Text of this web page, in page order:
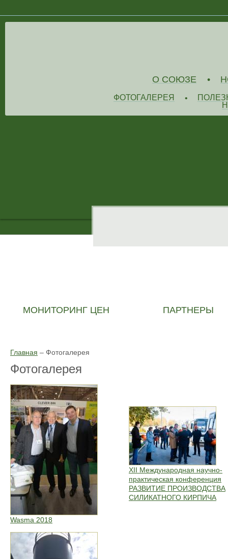
О СОЮЗЕ •
ФОТОГАЛЕРЕЯ •
МОНИТОРИНГ ЦЕН ПАРТНЕРЫ
Главная – Фотогалерея
Фотогалерея
Wasma 2018
XII Международная научно-
практическая конференция
РАЗВИТИЕ ПРОИЗВОДСТВА
СИЛИКАТНОГО КИРПИЧА